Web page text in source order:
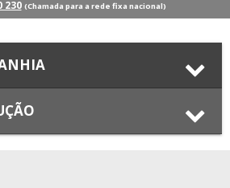
230 (Chamada para a rede fixa nacional)